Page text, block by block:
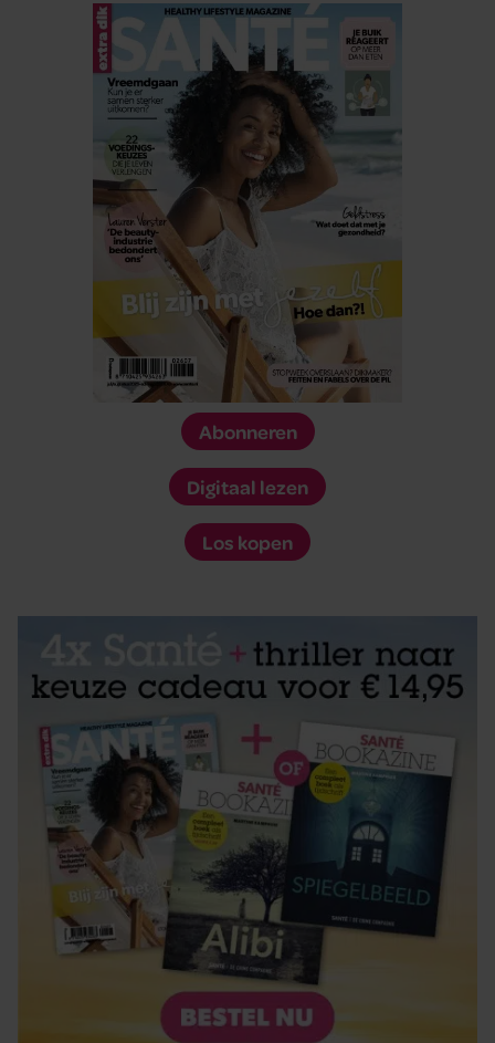
Abonneren
Digitaal lezen
Los kopen